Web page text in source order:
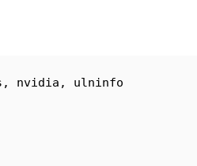
nvidia, ulninfo